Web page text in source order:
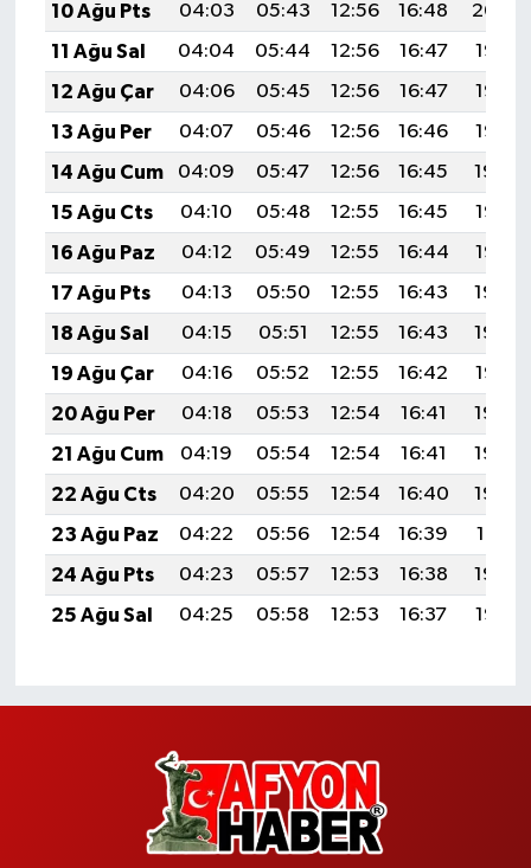
10 Ağu Pts
04:03 05:43 12:56 16:48
20:00
11 Ağu Sal
04:04 05:44 12:56 16:47
19:58
12 Ağu Çar
04:06 05:45 12:56 16:47
19:57
13 Ağu Per
04:07 05:46 12:56 16:46
19:56
14 Ağu Cum
04:09 05:47 12:56 16:45
19:54
15 Ağu Cts
04:10 05:48 12:55 16:45
19:53
16 Ağu Paz
04:12 05:49 12:55 16:44
19:52
17 Ağu Pts
04:13 05:50 12:55 16:43
19:50
18 Ağu Sal
04:15 05:51 12:55 16:43
19:49
19 Ağu Çar
04:16 05:52 12:55 16:42
19:47
20 Ağu Per
04:18 05:53 12:54 16:41
19:46
21 Ağu Cum
04:19 05:54 12:54 16:41
19:44
22 Ağu Cts
04:20 05:55 12:54 16:40
19:43
23 Ağu Paz
04:22 05:56 12:54 16:39
19:41
24 Ağu Pts
04:23 05:57 12:53 16:38
19:40
25 Ağu Sal
04:25 05:58 12:53 16:37 19:38